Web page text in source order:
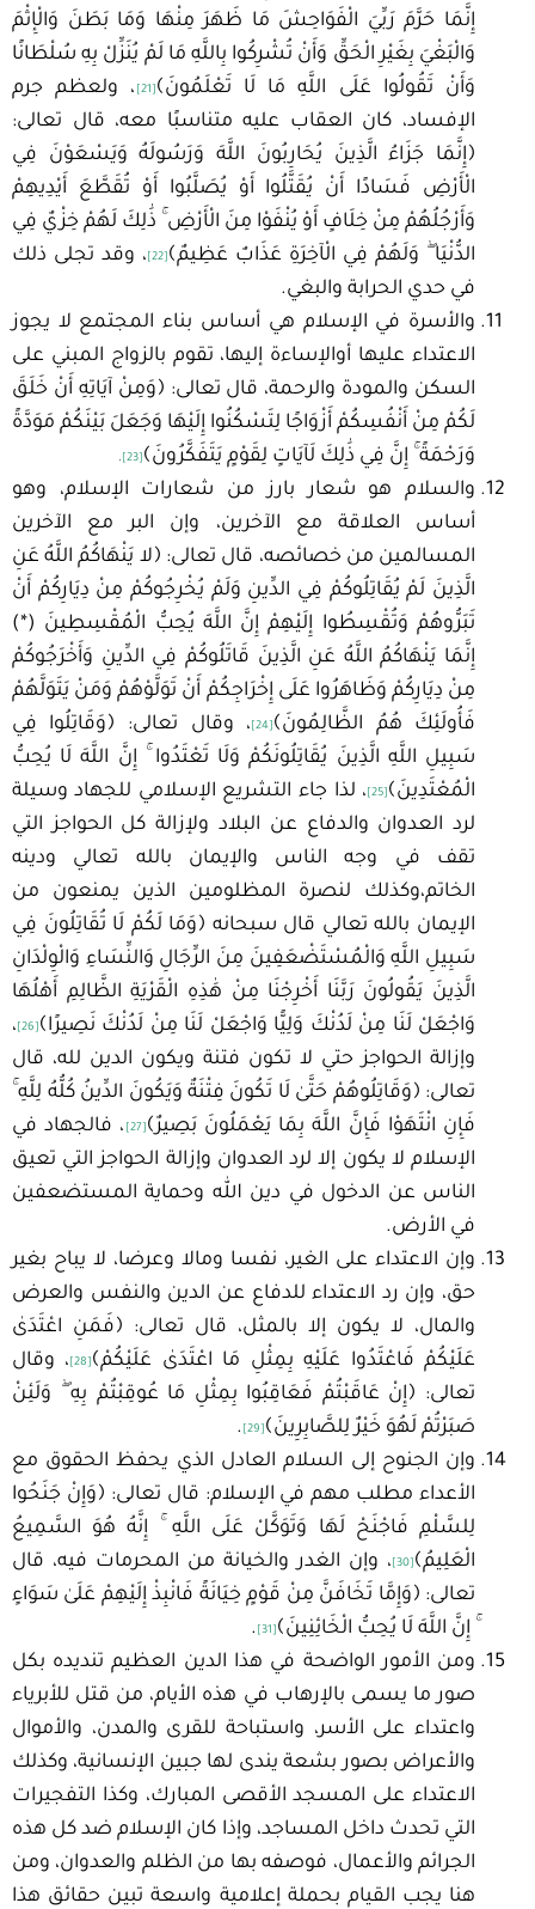
إِنَّمَا حَرَّمَ رَبِّيَ الْفَوَاحِشَ مَا ظَهَرَ مِنْهَا وَمَا بَطَنَ وَالْإِثْمَ
وَالْبَغْيَ بِغَيْرِ الْحَقِّ وَأَنْ تُشْرِكُوا بِاللَّهِ مَا لَمْ يُنَزِّلْ بِهِ سُلْطَانًا
وَأَنْ تَقُولُوا عَلَى اللَّهِ مَا لَا تَعْلَمُونَ﴾ [21]
، ولعظم جرم
الإفساد، كان العقاب عليه متناسبًا معه، قال تعالى:
﴿إِنَّمَا جَزَاءُ الَّذِينَ يُحَارِبُونَ اللَّهَ وَرَسُولَهُ وَيَسْعَوْنَ فِي
الْأَرْضِ فَسَادًا أَنْ يُقَتَّلُوا أَوْ يُصَلَّبُوا أَوْ تُقَطَّعَ أَيْدِيهِمْ
وَأَرْجُلُهُمْ مِنْ خِلَافٍ أَوْ يُنْفَوْا مِنَ الْأَرْضِ ۚ ذَٰلِكَ لَهُمْ خِزْيٌ فِي
الدُّنْيَا ۖ وَلَهُمْ فِي الْآخِرَةِ عَذَابٌ عَظِيمٌ﴾ [22]
، وقد تجلى ذلك
في حدي الحرابة والبغي.
والأسرة في الإسلام هي أساس بناء المجتمع لا يجوز
الاعتداء عليها أوالإساءة إليها، تقوم بالزواج المبني على
السكن والمودة والرحمة، قال تعالى: ﴿وَمِنْ آيَاتِهِ أَنْ خَلَقَ
لَكُمْ مِنْ أَنْفُسِكُمْ أَزْوَاجًا لِتَسْكُنُوا إِلَيْهَا وَجَعَلَ بَيْنَكُمْ مَوَدَّةً
وَرَحْمَةً ۚ إِنَّ فِي ذَٰلِكَ لَآيَاتٍ لِقَوْمٍ يَتَفَكَّرُونَ﴾ [23]
.
والسلام هو شعار بارز من شعارات الإسلام، وهو
أساس العلاقة مع الآخرين، وإن البر مع الآخرين
المسالمين من خصائصه، قال تعالى: ﴿لا يَنْهَاكُمُ اللَّهُ عَنِ
الَّذِينَ لَمْ يُقَاتِلُوكُمْ فِي الدِّينِ وَلَمْ يُخْرِجُوكُمْ مِنْ دِيَارِكُمْ أَنْ
تَبَرُّوهُمْ وَتُقْسِطُوا إِلَيْهِمْ إِنَّ اللَّهَ يُحِبُّ الْمُقْسِطِينَ (*)
إِنَّمَا يَنْهَاكُمُ اللَّهُ عَنِ الَّذِينَ قَاتَلُوكُمْ فِي الدِّينِ وَأَخْرَجُوكُمْ
مِنْ دِيَارِكُمْ وَظَاهَرُوا عَلَى إِخْرَاجِكُمْ أَنْ تَوَلَّوْهُمْ وَمَنْ يَتَوَلَّهُمْ
فَأُولَئِكَ هُمُ الظَّالِمُونَ﴾ [24]
، وقال تعالى: ﴿وَقَاتِلُوا فِي
سَبِيلِ اللَّهِ الَّذِينَ يُقَاتِلُونَكُمْ وَلَا تَعْتَدُوا ۚ إِنَّ اللَّهَ لَا يُحِبُّ
الْمُعْتَدِينَ﴾ [25]
، لذا جاء التشريع الإسلامي للجهاد وسيلة
لرد العدوان والدفاع عن البلاد ولإزالة كل الحواجز التي
تقف في وجه الناس والإيمان بالله تعالي ودينه
الخاتم،وكذلك لنصرة المظلومين الذين يمنعون من
الإيمان بالله تعالي قال سبحانه ﴿وَمَا لَكُمْ لَا تُقَاتِلُونَ فِي
سَبِيلِ اللَّهِ وَالْمُسْتَضْعَفِينَ مِنَ الرِّجَالِ وَالنِّسَاءِ وَالْوِلْدَانِ
الَّذِينَ يَقُولُونَ رَبَّنَا أَخْرِجْنَا مِنْ هَٰذِهِ الْقَرْيَةِ الظَّالِمِ أَهْلُهَا
وَاجْعَلْ لَنَا مِنْ لَدُنْكَ وَلِيًّا وَاجْعَلْ لَنَا مِنْ لَدُنْكَ نَصِيرًا﴾ [26]
،
وإزالة الحواجز حتي لا تكون فتنة ويكون الدين لله، قال
تعالى: ﴿وَقَاتِلُوهُمْ حَتَّىٰ لَا تَكُونَ فِتْنَةٌ وَيَكُونَ الدِّينُ كُلُّهُ لِلَّهِ ۚ
فَإِنِ انْتَهَوْا فَإِنَّ اللَّهَ بِمَا يَعْمَلُونَ بَصِيرٌ﴾ [27]
، فالجهاد في
الإسلام لا يكون إلا لرد العدوان وإزالة الحواجز التي تعيق
الناس عن الدخول في دين الله وحماية المستضعفين
في الأرض.
وإن الاعتداء على الغير، نفسا ومالا وعرضا، لا يباح بغير
حق، وإن رد الاعتداء للدفاع عن الدين والنفس والعرض
والمال، لا يكون إلا بالمثل، قال تعالى: ﴿فَمَنِ اعْتَدَىٰ
عَلَيْكُمْ فَاعْتَدُوا عَلَيْهِ بِمِثْلِ مَا اعْتَدَىٰ عَلَيْكُمْ﴾ [28]
، وقال
تعالى: ﴿إِنْ عَاقَبْتُمْ فَعَاقِبُوا بِمِثْلِ مَا عُوقِبْتُمْ بِهِ ۖ وَلَئِنْ
صَبَرْتُمْ لَهُوَ خَيْرٌ لِلصَّابِرِينَ﴾ [29]
.
وإن الجنوح إلى السلام العادل الذي يحفظ الحقوق مع
الأعداء مطلب مهم في الإسلام: قال تعالى: ﴿وَإِنْ جَنَحُوا
لِلسَّلْمِ فَاجْنَحْ لَهَا وَتَوَكَّلْ عَلَى اللَّهِ ۚ إِنَّهُ هُوَ السَّمِيعُ
الْعَلِيمُ﴾ [30]
، وإن الغدر والخيانة من المحرمات فيه، قال
تعالى: ﴿وَإِمَّا تَخَافَنَّ مِنْ قَوْمٍ خِيَانَةً فَانْبِذْ إِلَيْهِمْ عَلَىٰ سَوَاءٍ
ۚ إِنَّ اللَّهَ لَا يُحِبُّ الْخَائِنِينَ﴾ [31]
.
ومن الأمور الواضحة في هذا الدين العظيم تنديده بكل
صور ما يسمى بالإرهاب في هذه الأيام، من قتل للأبرياء
واعتداء على الأسر، واستباحة للقرى والمدن، والأموال
والأعراض بصور بشعة يندى لها جبين الإنسانية، وكذلك
الاعتداء على المسجد الأقصى المبارك، وكذا التفجيرات
التي تحدث داخل المساجد، وإذا كان الإسلام ضد كل هذه
الجرائم والأعمال، فوصفه بها من الظلم والعدوان، ومن
هنا يجب القيام بحملة إعلامية واسعة تبين حقائق هذا